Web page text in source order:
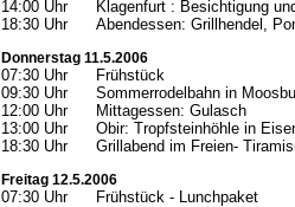
14:00 Uhr
18:30 Uhr
Klagenfurt : Besichtigung
Abendessen: Grillhendel,
Donnerstag 11.5.2006
07:30 Uhr
09:30 Uhr
12:00 Uhr
13:00 Uhr
18:30 Uhr
Frühstück
Sommerrodelbahn in
Mittagessen: Gulasch
Obir: Tropfsteinhöhle in
Grillabend im Freien-
Freitag 12.5.2006
07:30 Uhr
Frühstück - Lunchpaket